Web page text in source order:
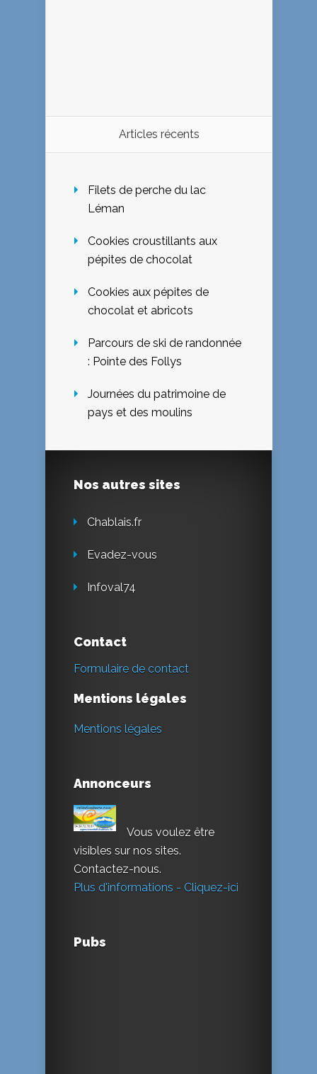
Articles récents
Filets de perche du lac
Léman
Cookies croustillants aux
pépites de chocolat
Cookies aux pépites de
chocolat et abricots
Parcours de ski de randonnée
: Pointe des Follys
Journées du patrimoine de
pays et des moulins
Nos autres sites
Chablais.fr
Evadez-vous
Infoval74
Contact
Formulaire de contact
Mentions légales
Mentions légales
Annonceurs
Vous voulez être
visibles sur nos sites.
Contactez-nous.
Plus d'informations - Cliquez-ici
Pubs